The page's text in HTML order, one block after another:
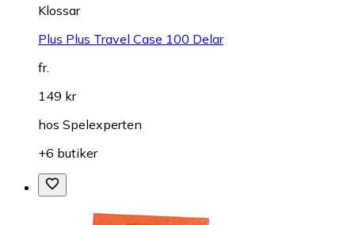
Klossar
Plus Plus Travel Case 100 Delar
fr.
149 kr
hos Spelexperten
+6 butiker